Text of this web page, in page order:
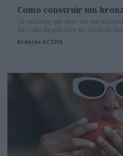
Como construir um
Os cuidados que deve ter nas
dar cabo da pele logo no início da
Redação ACTIVA